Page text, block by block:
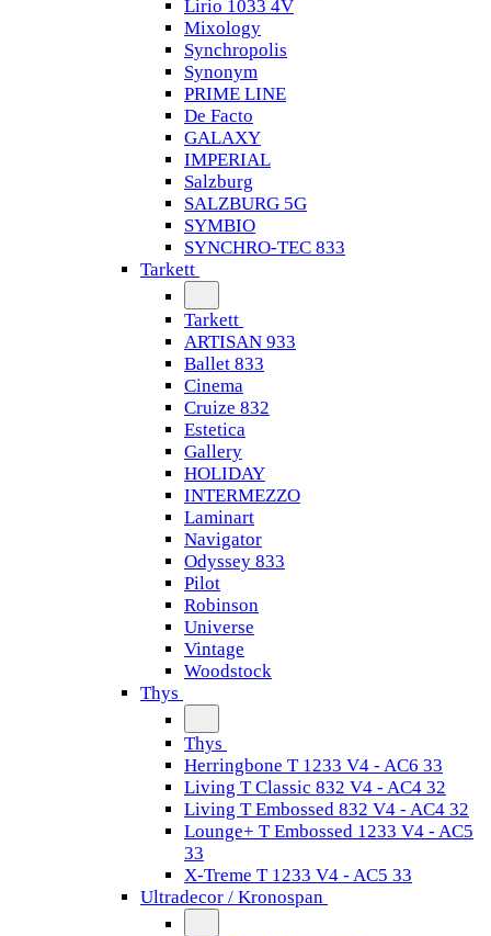
Lirio 1033 4V
Mixology
Synchropolis
Synonym
PRIME LINE
De Facto
GALAXY
IMPERIAL
Salzburg
SALZBURG 5G
SYMBIO
SYNCHRO-TEC 833
Tarkett
Tarkett
ARTISAN 933
Ballet 833
Cinema
Cruize 832
Estetica
Gallery
HOLIDAY
INTERMEZZO
Laminart
Navigator
Odyssey 833
Pilot
Robinson
Universe
Vintage
Woodstock
Thys
Thys
Herringbone T 1233 V4 - AC6 33
Living T Classic 832 V4 - AC4 32
Living T Embossed 832 V4 - AC4 32
Lounge+ T Embossed 1233 V4 - AC5
33
X-Treme T 1233 V4 - AC5 33
Ultradecor / Kronospan